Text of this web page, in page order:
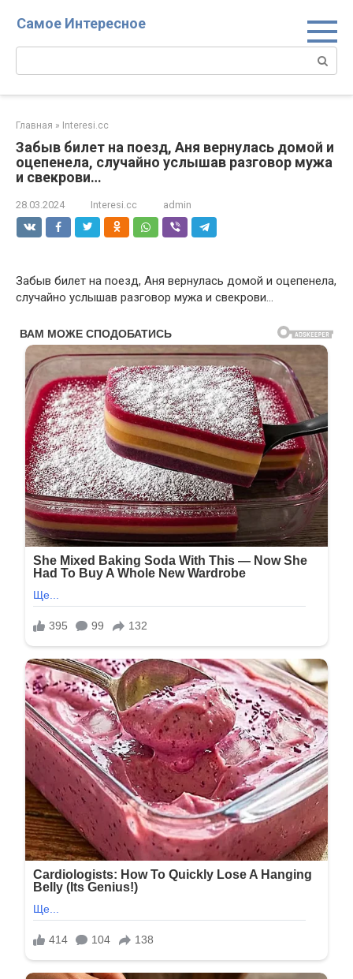
Самое Интересное
Поиск:
Главная » Interesi.cc
Забыв билет на поезд, Аня вернулась домой и
оцепенела, случайно услышав разговор мужа
и свекрови…
28.03.2024 Interesi.cc admin
Забыв билет на поезд, Аня вернулась домой и оцепенела,
случайно услышав разговор мужа и свекрови…